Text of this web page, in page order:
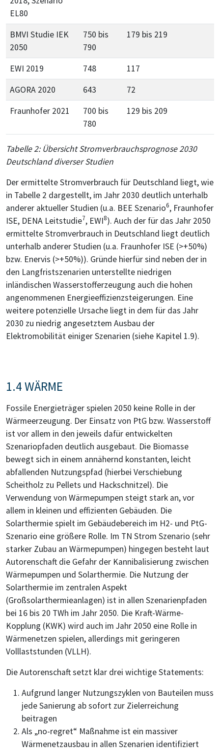
EL80
BMVI Studie IEK
2050
750 bis
790
179 bis 219
EWI 2019 748
117
AGORA 2020
643
72
Fraunhofer 2021
700 bis
780
129 bis 209
Tabelle 2: Übersicht Stromverbrauchsprognose 2030
Deutschland diverser Studien
Der ermittelte Stromverbrauch für Deutschland liegt, wie
in Tabelle 2 dargestellt, im Jahr 2030 deutlich unterhalb
anderer aktueller Studien (u.a. BEE Szenario6, Fraunhofer
ISE, DENA Leitstudie7, EWI8). Auch der für das Jahr 2050
ermittelte Stromverbrauch in Deutschland liegt deutlich
unterhalb anderer Studien (u.a. Fraunhofer ISE (>+50%)
bzw. Enervis (>+50%)). Gründe hierfür sind neben der in
den Langfristszenarien unterstellte niedrigen
inländischen Wasserstofferzeugung auch die hohen
angenommenen Energieeffizienzsteigerungen. Eine
weitere potenzielle Ursache liegt in dem für das Jahr
2030 zu niedrig angesetztem Ausbau der
Elektromobilität einiger Szenarien (siehe Kapitel 1.9).
1.4 WÄRME
Fossile Energieträger spielen 2050 keine Rolle in der
Wärmeerzeugung. Der Einsatz von PtG bzw. Wasserstoff
ist vor allem in den jeweils dafür entwickelten
Szenariopfaden deutlich ausgebaut. Die Biomasse
bewegt sich in einem annähernd konstanten, leicht
abfallenden Nutzungspfad (hierbei Verschiebung
Scheitholz zu Pellets und Hackschnitzel). Die
Verwendung von Wärmepumpen steigt stark an, vor
allem in kleinen und effizienten Gebäuden. Die
Solarthermie spielt im Gebäudebereich im H2- und PtG-
Szenario eine größere Rolle. Im TN Strom Szenario (sehr
starker Zubau an Wärmepumpen) hingegen besteht laut
Autorenschaft die Gefahr der Kannibalisierung zwischen
Wärmepumpen und Solarthermie. Die Nutzung der
Solarthermie im zentralen Aspekt
(Großsolarthermieanlagen) ist in allen Szenarienpfaden
bei 16 bis 20 TWh im Jahr 2050. Die Kraft-Wärme-
Kopplung (KWK) wird auch im Jahr 2050 eine Rolle in
Wärmenetzen spielen, allerdings mit geringeren
Volllaststunden (VLLH).
Die Autorenschaft setzt klar drei wichtige Statements:
Aufgrund langer Nutzungszyklen von Bauteilen muss
jede Sanierung ab sofort zur Zielerreichung
beitragen
Als „no-regret“ Maßnahme ist ein massiver
Wärmenetzausbau in allen Szenarien identifiziert